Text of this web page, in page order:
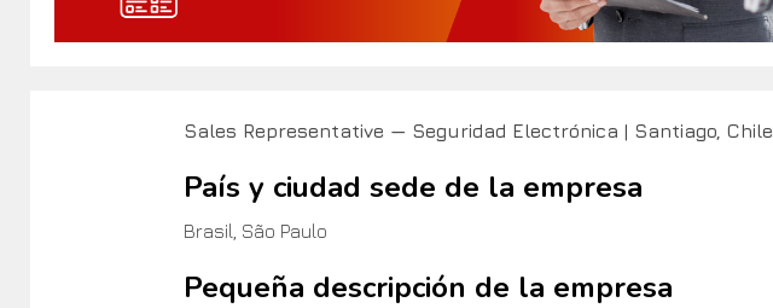
Sales Representative — Seguridad Electrónica | Santiago, Chile
País y ciudad sede de la empresa
Brasil, São Paulo
Pequeña descripción de la empresa